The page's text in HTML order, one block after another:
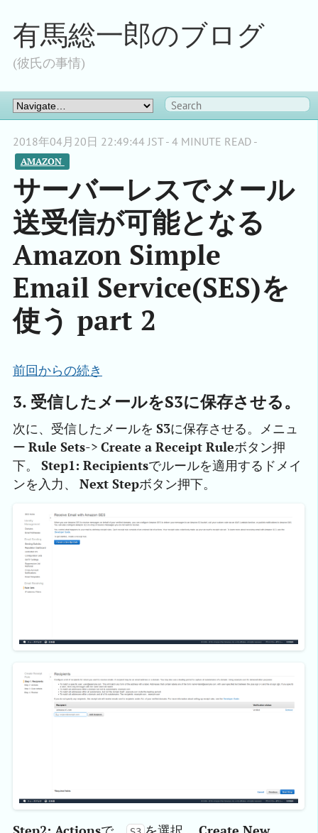
有馬総一郎のブログ
(彼氏の事情)
2018年04月20日 22:49:44 JST - 4 MINUTE READ -
AMAZON
サーバーレスでメール
送受信が可能となる
Amazon Simple
Email Service(SES)を
使う part 2
前回からの続き
3. 受信したメールをS3に保存させる。
次に、受信したメールを S3に保存させる。メニュ
ー Rule Sets-> Create a Receipt Ruleボタン押
下。 Step1: Recipientsでルールを適用するドメイ
ンを入力、 Next Stepボタン押下。